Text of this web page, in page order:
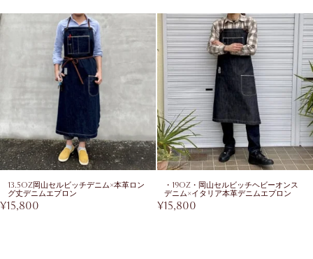
13.5oz岡山セルビッチデニム×本革ロン
グ丈デニムエプロン
¥15,800
・19oz・岡山セルビッチヘビーオンス
デニム×イタリア本革デニムエプロン
¥15,800